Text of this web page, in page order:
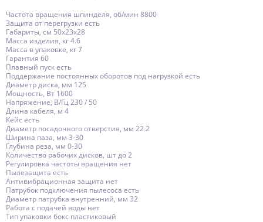
Частота вращения шпинделя, об/мин 8800
Защита от перегрузки есть
Габариты, см 50x23x28
Масса изделия, кг 4.6
Масса в упаковке, кг 7
Гарантия 60
Плавный пуск есть
Поддержание постоянных оборотов под нагрузкой есть
Диаметр диска, мм 125
Мощность, Вт 1600
Напряжение, В/Гц 230 / 50
Длина кабеля, м 4
Кейс есть
Диаметр посадочного отверстия, мм 22.2
Ширина паза, мм 3-30
Глубина реза, мм 0-30
Количество рабочих дисков, шт до 2
Регулировка частоты вращения нет
Пылезащита есть
Антивибрационная защита нет
Патрубок подключения пылесоса есть
Диаметр патрубка внутренний, мм 32
Работа с подачей воды нет
Тип упаковки бокс пластиковый